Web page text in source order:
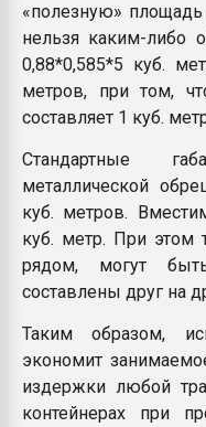
«полезную»
нельзя каким-либо
0,88*0,585*5 куб.
метров, при том,
составляет 1 куб.
Стандартные
металлической
куб. метров.
куб. метр. При этом
рядом, могут
составлены друг на
Таким образом,
экономит
издержки любой
контейнерах при